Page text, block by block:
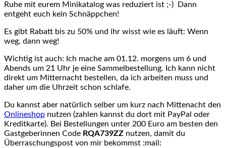
Ruhe mit eurem Minikatalog was reduziert ist ;-) Dann
entgeht euch kein Schnäppchen!
Es gibt Rabatt bis zu 50% und ihr wisst wie es läuft: Wenn
weg, dann weg!
Wichtig ist auch: Ich mache am 01.12. morgens um 6 und
Abends um 21 Uhr je eine Sammelbestellung. Ich kann nicht
direkt um Mitternacht bestellen, da ich arbeiten muss und
daher um die Uhrzeit schon schlafe.
Du kannst aber natürlich selber um kurz nach Mittenacht den
Onlineshop nutzen (zahlen kannst du dort mit PayPal oder
Kreditkarte). Bei Bestellungen unter 200 Euro am besten den
Gastgeberinnen Code RQA739ZZ nutzen, damit du
Überraschungspost von mir bekommst :mail: